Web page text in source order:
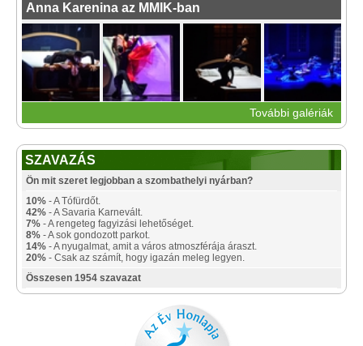
Anna Karenina az MMIK-ban
További galériák
SZAVAZÁS
Ön mit szeret legjobban a szombathelyi nyárban?
10% - A Tófürdőt.
42% - A Savaria Karnevált.
7% - A rengeteg fagyizási lehetőséget.
8% - A sok gondozott parkot.
14% - A nyugalmat, amit a város atmoszférája áraszt.
20% - Csak az számít, hogy igazán meleg legyen.
Összesen 1954 szavazat